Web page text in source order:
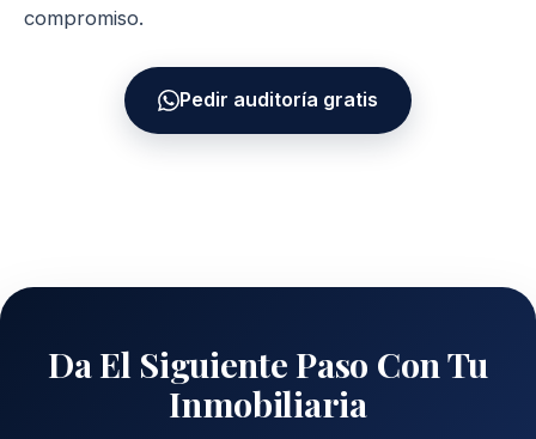
compromiso.
Pedir auditoría gratis
Da El Siguiente Paso Con Tu
Inmobiliaria